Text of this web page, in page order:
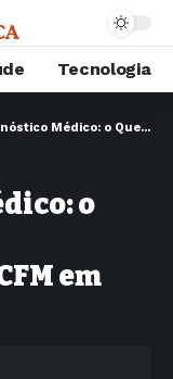
Tecnologia
o Que Muda com a Regulamentação do CFM em 2026
o
em